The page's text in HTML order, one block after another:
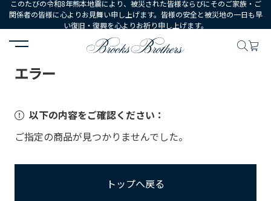
このたびの令和8年熊本地震により、被災された皆様ならびにそのご家族・ご
関係者の皆様に心よりお見舞い申し上げます。皆様の安全と被災地の一日も早
い復旧・復興を心よりお祈り申し上げます。
HOME
エラー
以下の内容をご確認ください：
ご指定の商品が見つかりませんでした。
トップへ戻る